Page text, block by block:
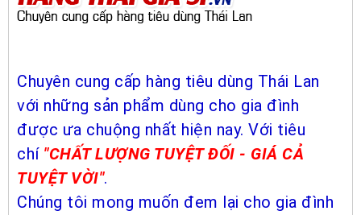
Chuyên cung cấp hàng tiêu dùng Thái Lan
với những sản phẩm dùng cho gia đình
được ưa chuộng nhất hiện nay. Với tiêu
chí "CHẤT LƯỢNG TUYỆT ĐỐI - GIÁ CẢ
TUYỆT VỜI".
Chúng tôi mong muốn đem lại cho gia đình